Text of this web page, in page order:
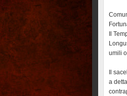
Il
umili
Il
a